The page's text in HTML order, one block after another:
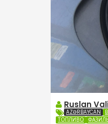
Ruslan
AZƏRBAYCAN
ТОПЛИВО